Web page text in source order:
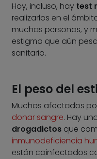
Hoy, incluso, hay test
realizarlos en el
muchas personas, y
estigma que aún
sanitario.
El peso del
Muchos afectados
donar sangre. Hay
drogadictosque
inmunodeficiencia
están coinfectados